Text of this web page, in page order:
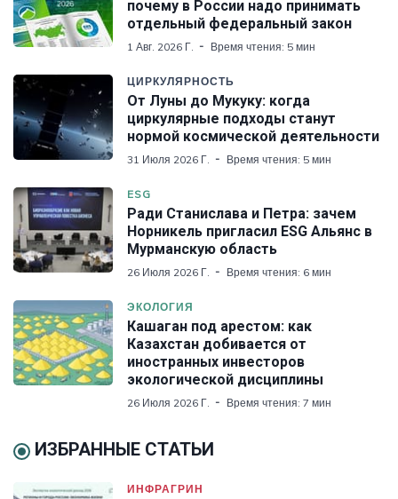
почему в России надо принимать
отдельный федеральный закон
1 Авг. 2026 Г. Время чтения: 5 мин
ЦИРКУЛЯРНОСТЬ
От Луны до Мукуку: когда
циркулярные подходы станут
нормой космической деятельности
31 Июля 2026 Г. Время чтения: 5 мин
ESG
Ради Станислава и Петра: зачем
Норникель пригласил ESG Альянс в
Мурманскую область
26 Июля 2026 Г. Время чтения: 6 мин
ЭКОЛОГИЯ
Кашаган под арестом: как
Казахстан добивается от
иностранных инвесторов
экологической дисциплины
26 Июля 2026 Г. Время чтения: 7 мин
ИЗБРАННЫЕ СТАТЬИ
ИНФРАГРИН